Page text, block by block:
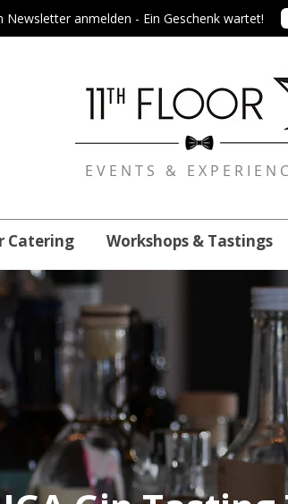
Newsletter anmelden - Ein Geschenk wartet!
EVENTS &
Catering Workshops & Tastings